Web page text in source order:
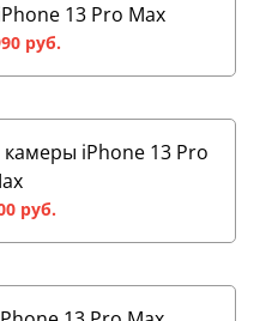
13 Pro Max
руб.
iPhone 13 Pro
руб.